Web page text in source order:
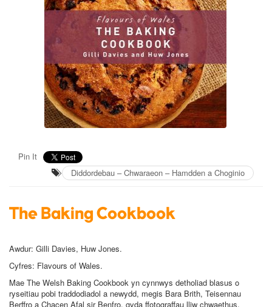
Pin It
Diddordebau – Chwaraeon – Hamdden a Choginio
The Baking Cookbook
Awdur: Gilli Davies, Huw Jones.
Cyfres: Flavours of Wales.
Mae The Welsh Baking Cookbook yn cynnwys detholiad blasus o
ryseitiau pobi traddodiadol a newydd, megis Bara Brith, Teisennau
Berffro a Chacen Afal sir Benfro, gyda ffotograffau lliw chwaethus.